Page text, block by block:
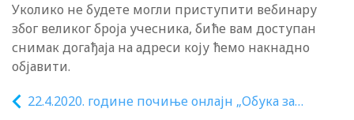
Уколико не будете могли приступити вебинару
због великог броја учесника, биће вам доступан
снимак догађаја на адреси коју ћемо накнадно
објавити.
22.4.2020. године почиње онлајн „Обука за